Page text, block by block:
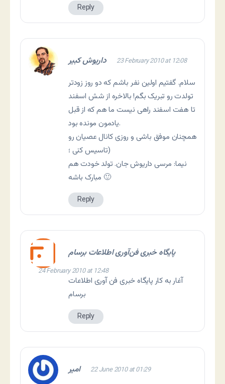
Reply
داریوش کبیر 23 February 2010 at 12:08
سلام. گفتیم اولین نفر باشم که دو روز زودتر
تولدت رو تبریک بگم! بالاخره از شش اسفند
تا هفت اسفند راهی نیست ما هم که از قبل
یادمون مونده بود.
همچنان موفق باشی و روزی کانال عصیان رو
تاسیس کنی ؛)
نیما: مرسی داریوش جان. تولد خودت هم
مبارک باشه 🙂
Reply
پایگاه خبری فن‌آوری اطلاعات برسام
24 February 2010 at 12:48
آغار به کار پایگاه خبری فن آوری اطلاعات
برسام
Reply
امیر 22 June 2010 at 01:29